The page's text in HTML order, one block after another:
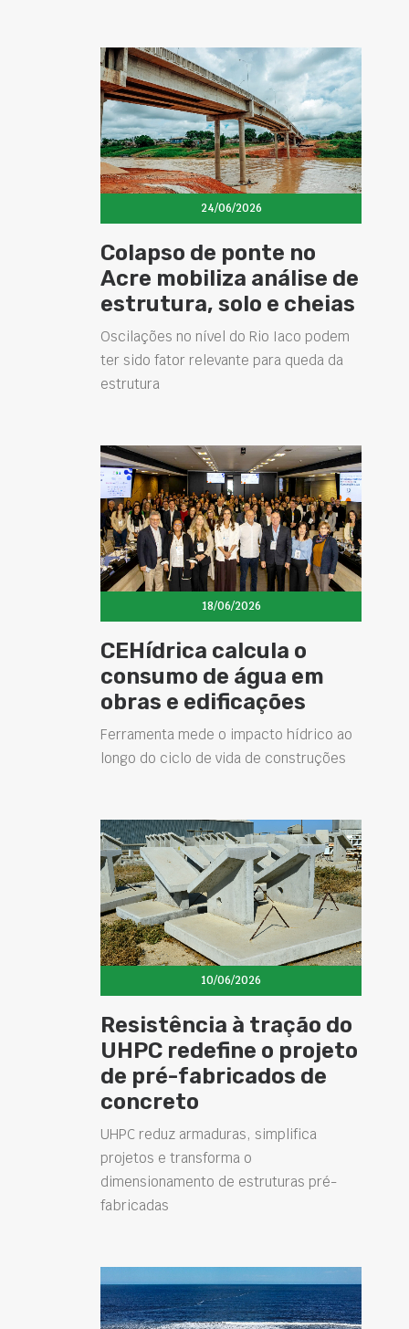
24/06/2026
Colapso de ponte no
Acre mobiliza análise de
estrutura, solo e cheias
Oscilações no nível do Rio Iaco podem
ter sido fator relevante para queda da
estrutura
18/06/2026
CEHídrica calcula o
consumo de água em
obras e edificações
Ferramenta mede o impacto hídrico ao
longo do ciclo de vida de construções
10/06/2026
Resistência à tração do
UHPC redefine o projeto
de pré-fabricados de
concreto
UHPC reduz armaduras, simplifica
projetos e transforma o
dimensionamento de estruturas pré-
fabricadas